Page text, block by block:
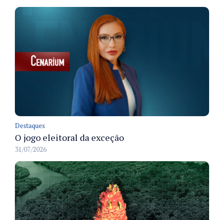
Destaques
O jogo eleitoral da exceção
31/07/2026